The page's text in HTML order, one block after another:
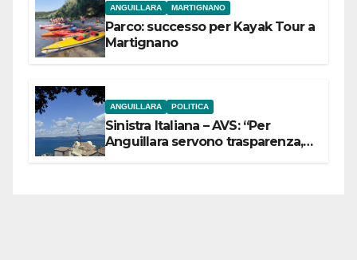
ANGUILLARA MARTIGNANO
Parco: successo per Kayak Tour a
Martignano
ANGUILLARA POLITICA
Sinistra Italiana – AVS: “Per
Anguillara servono trasparenza,